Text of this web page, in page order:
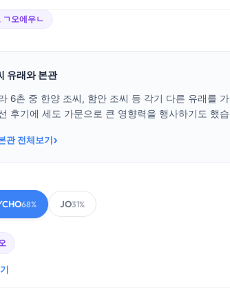
ㄱ오에우ㄴ
유래와 본관
6촌 중 한양 조씨, 함안 조씨 등 각기 다른 유래를
후기에 세도 가문으로 큰 영향력을 행사하기도 했
관 전체보기›
CHO68% JO31%